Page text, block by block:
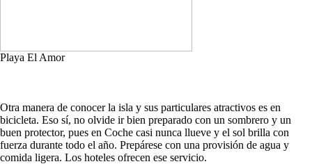
Playa El Amor
Otra manera de conocer la isla y sus particulares atractivos es en
bicicleta. Eso sí, no olvide ir bien preparado con un sombrero y un
buen protector, pues en Coche casi nunca llueve y el sol brilla con
fuerza durante todo el año. Prepárese con una provisión de agua y
comida ligera. Los hoteles ofrecen ese servicio.